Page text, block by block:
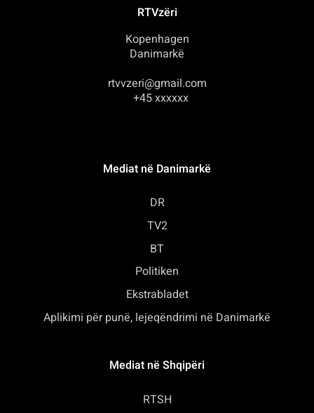
RTVzëri
Kopenhagen
Danimarkë
rtvvzeri@gmail.com
+45 xxxxxx
Mediat në Danimarkë
DR
TV2
BT
Politiken
Ekstrabladet
Aplikimi për punë, lejeqëndrimi në Danimarkë
Mediat në Shqipëri
RTSH